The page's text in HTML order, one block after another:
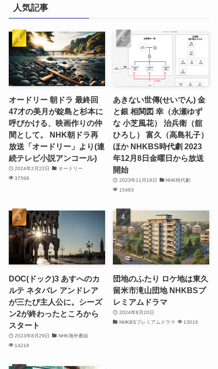
人気記事
オードリー 朝ドラ 最終回
47才の美月が錠島と杉本に
呼びかける、映画作りの仲
間として。 NHK朝ドラ再
放送「オードリー」より(連
続テレビ小説アンコール)
2024年2月22日
オードリー
37598
あきない世傳(せいでん) 金
と銀 相関図 幸（永瀬ゆず
な 小芝風花） 治兵衛（舘
ひろし） 富久（高島礼子）
ほか NHKBS時代劇 2023
年12月8日金曜日から放送
開始
2023年11月18日
NHK時代劇
15483
DOC(ドック)3 あすへのカ
ルテ ネタバレ アンドレア
が三たび主人公に。シーズ
ン2が終わったところから
スタート
2023年8月29日
NHK海外番組
14218
団地のふたり ロケ地は東久
留米市滝山団地 NHKBSプ
レミアムドラマ
2024年8月20日
NHKBSプレミアムドラマ
13016